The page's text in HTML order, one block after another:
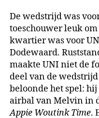
De wedstrijd was
toeschouwer leuk
kwartier was voor
Dodewaard.
maakte UNI niet de
deel van de
beloonde het spel:
airbal van Melvin in
Appie Woutink Time.